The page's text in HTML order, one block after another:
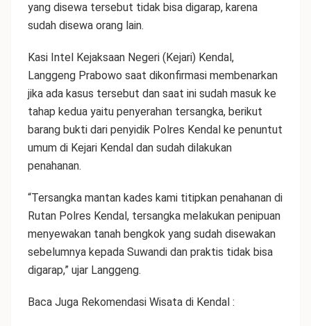
yang disewa tersebut tidak bisa digarap, karena
sudah disewa orang lain.
Kasi Intel Kejaksaan Negeri (Kejari) Kendal,
Langgeng Prabowo saat dikonfirmasi membenarkan
jika ada kasus tersebut dan saat ini sudah masuk ke
tahap kedua yaitu penyerahan tersangka, berikut
barang bukti dari penyidik Polres Kendal ke penuntut
umum di Kejari Kendal dan sudah dilakukan
penahanan.
“Tersangka mantan kades kami titipkan penahanan di
Rutan Polres Kendal, tersangka melakukan penipuan
menyewakan tanah bengkok yang sudah disewakan
sebelumnya kepada Suwandi dan praktis tidak bisa
digarap,” ujar Langgeng.
Baca Juga Rekomendasi Wisata di Kendal :